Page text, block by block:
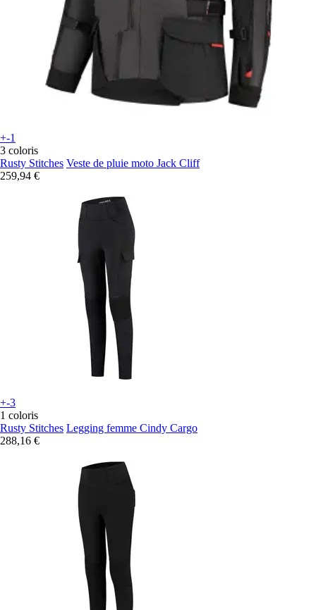
+-1
3 coloris
Rusty Stitches Veste de pluie moto Jack Cliff
259,94 €
+-3
1 coloris
Rusty Stitches Legging femme Cindy Cargo
288,16 €